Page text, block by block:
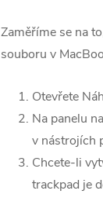
Zaměříme se na
souboru v
Otevřete
Na panelu
v nástrojích
Chcete-li
trackpad je